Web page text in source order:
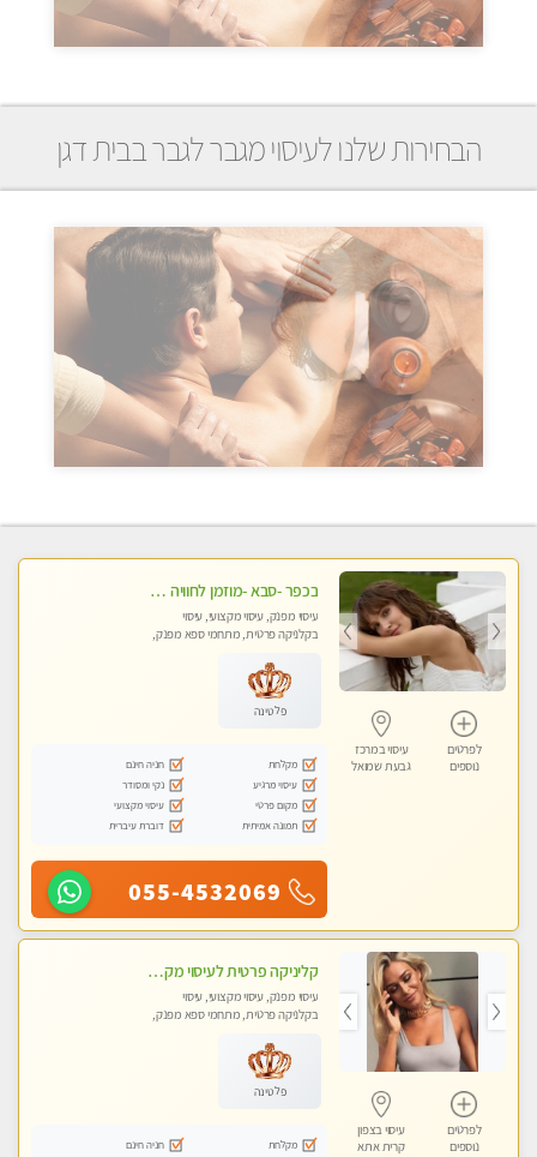
הבחירות שלנו לעיסוי מגבר לגבר בבית דגן
לפרטים
נוספים
עיסוי במרכז
גבעת שמואל
בכפר -סבא -מוזמן לחוויה בלתי נשכחת!!!עיסוי מפנק ביותר מומלץ לחלוטין!!!
עיסוי מפנק, עיסוי מקצועי, עיסוי
בקלניקה פרטית, מתחמי ספא מפנק,
לנשים בלבד
פלטינה
מקלחת
חניה חינם
עיסוי מרגיע
נקי ומסודר
מקום פרטי
עיסוי מקצועי
תמונה אמיתית
דוברת עיברית
055-4532069
לפרטים
נוספים
עיסוי בצפון
קרית אתא
קליניקה פרטית לעיסוי מקצועי ואלטרנטיבי ברמה גבוהה VIP תתקשר ..... highly recommended..new in the city
עיסוי מפנק, עיסוי מקצועי, עיסוי
בקלניקה פרטית, מתחמי ספא מפנק,
טנטרה, עיסוי מגבר לגבר, עיסוי מגבר
לאישה
פלטינה
מקלחת
חניה חינם